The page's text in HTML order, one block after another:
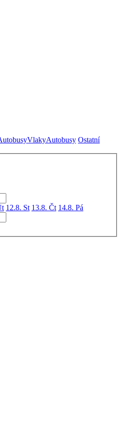
VlakyAutobusy Ostatní
12.8. St 13.8. Čt 14.8. Pá